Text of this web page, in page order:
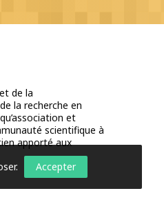
de la
la recherche en
et
scientifique à
apporté aux
. Accepter